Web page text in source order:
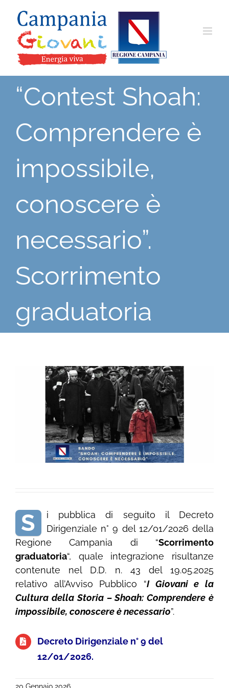
contenuto
“Contest Shoah:
Comprendere è
impossibile,
conoscere è
necessario”.
Scorrimento
graduatoria
Ingrandisci
immagine
S
i pubblica di seguito il Decreto
Dirigenziale n° 9 del 12/01/2026 della
Regione Campania di “Scorrimento
graduatoria“, quale integrazione risultanze
contenute nel D.D. n. 43 del 19.05.2025
relativo all’Avviso Pubblico “I Giovani e la
Cultura della Storia – Shoah: Comprendere è
impossibile, conoscere è necessario”.
Decreto Dirigenziale n° 9 del
12/01/2026.
20 Gennaio 2026